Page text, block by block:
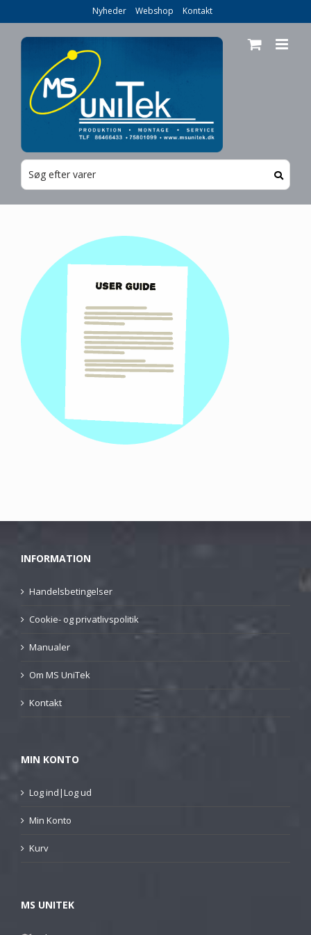
Nyheder Webshop Kontakt
INFORMATION
Handelsbetingelser
Cookie- og privatlivspolitik
Manualer
Om MS UniTek
Kontakt
MIN KONTO
Log ind|Log ud
Min Konto
Kurv
MS UNITEK